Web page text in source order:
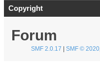
Copyright
Forum
SMF 2.0.17 | SMF © 2020,